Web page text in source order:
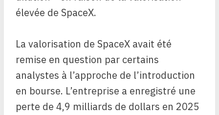
élevée de SpaceX.
La valorisation de SpaceX avait été
remise en question par certains
analystes à l’approche de l’introduction
en bourse. L’entreprise a enregistré une
perte de 4,9 milliards de dollars en 2025